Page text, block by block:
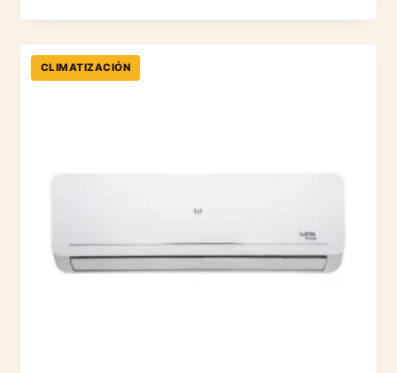
CLIMATIZACIÓN